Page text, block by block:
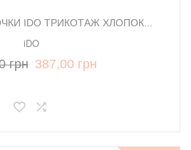
IDO ТРИКОТАЖ ХЛОПОК...
iDO
грн 387,00 грн